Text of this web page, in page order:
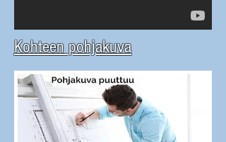
Kohteen pohjakuva